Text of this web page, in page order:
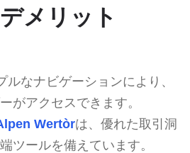
メリット
ルなナビゲーションにより、
がアクセスできます。
Wertòrは、優れた取引洞
ツールを備えています。